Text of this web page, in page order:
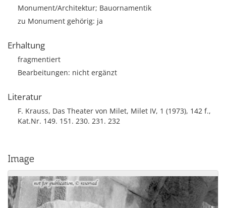
Monument/Architektur; Bauornamentik
zu Monument gehörig: ja
Erhaltung
fragmentiert
Bearbeitungen: nicht ergänzt
Literatur
F. Krauss, Das Theater von Milet, Milet IV, 1 (1973), 142 f.,
Kat.Nr. 149. 151. 230. 231. 232
Image